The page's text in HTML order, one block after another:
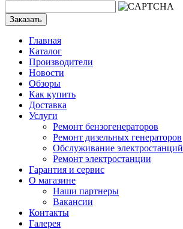
Заказать
Главная
Каталог
Производители
Новости
Обзоры
Как купить
Доставка
Услуги
Ремонт бензогенераторов
Ремонт дизельных генераторов
Обслуживание электростанций
Ремонт электростанции
Гарантия и сервис
О магазине
Наши партнеры
Вакансии
Контакты
Галерея